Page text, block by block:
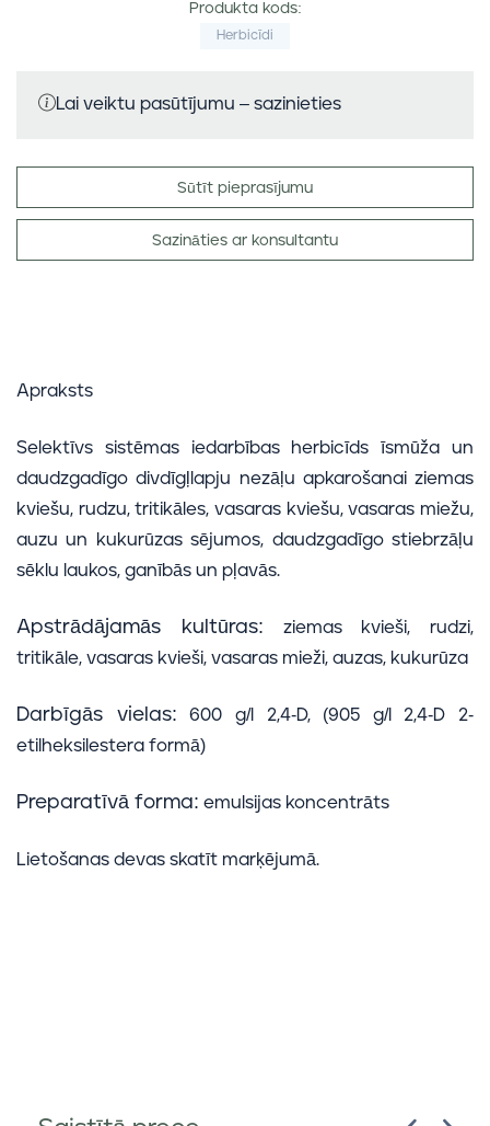
Produkta kods:
Herbicīdi
Lai veiktu pasūtījumu – sazinieties
Sūtīt pieprasījumu
Sazināties ar konsultantu
Apraksts
Selektīvs sistēmas iedarbības herbicīds īsmūža un
daudzgadīgo divdīgļlapju nezāļu apkarošanai ziemas
kviešu, rudzu, tritikāles, vasaras kviešu, vasaras miežu,
auzu un kukurūzas sējumos, daudzgadīgo stiebrzāļu
sēklu laukos, ganībās un pļavās.
Apstrādājamās kultūras: ziemas kvieši, rudzi,
tritikāle, vasaras kvieši, vasaras mieži, auzas, kukurūza
Darbīgās vielas: 600 g/l 2,4-D, (905 g/l 2,4-D 2-
etilheksilestera formā)
Preparatīvā forma: emulsijas koncentrāts
Lietošanas devas skatīt marķējumā.